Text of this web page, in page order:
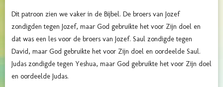
Dit patroon zien we vaker in de Bijbel. De broers van Jozef
zondigden tegen Jozef, maar God gebruikte het voor Zijn doel en
dat was een les voor de broers van Jozef. Saul zondigde tegen
David, maar God gebruikte het voor Zijn doel en oordeelde Saul.
Judas zondigde tegen Yeshua, maar God gebruikte het voor Zijn doel
en oordeelde Judas.